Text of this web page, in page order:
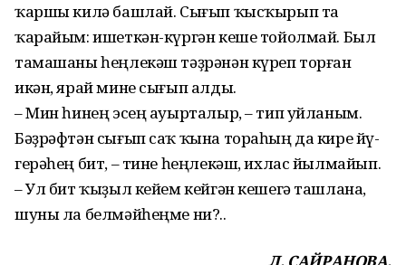
ҡаршы килә башлай. Сы­ғып ҡысҡырып та
ҡарайым: ишет­кән-күргән кеше тойолмай. Был
тамашаны һеңлекәш тәҙрәнән кү­реп торған
икән, ярай мине сы­ғып алды.
– Мин һинең эсең ауыр­талыр, – тип уйланым.
Бәҙрәфтән сығып саҡ ҡына тораһың да кире йү­
герәһең бит, – тине һеңлекәш, ихлас йылмайып.
– Ул бит ҡыҙыл кейем кейгән кешегә ташлана,
шуны ла белмәйһеңме ни?..